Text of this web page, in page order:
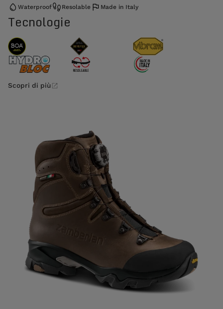
Waterproof Resolable Made in Italy
Tecnologie
Scopri di più